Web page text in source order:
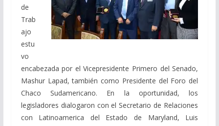
de
Trab
ajo
estu
vo
encabezada por el Vicepresidente Primero del Senado,
Mashur Lapad, también como Presidente del Foro del
Chaco Sudamericano. En la oportunidad, los
legisladores dialogaron con el Secretario de Relaciones
con Latinoamerica del Estado de Maryland, Luis